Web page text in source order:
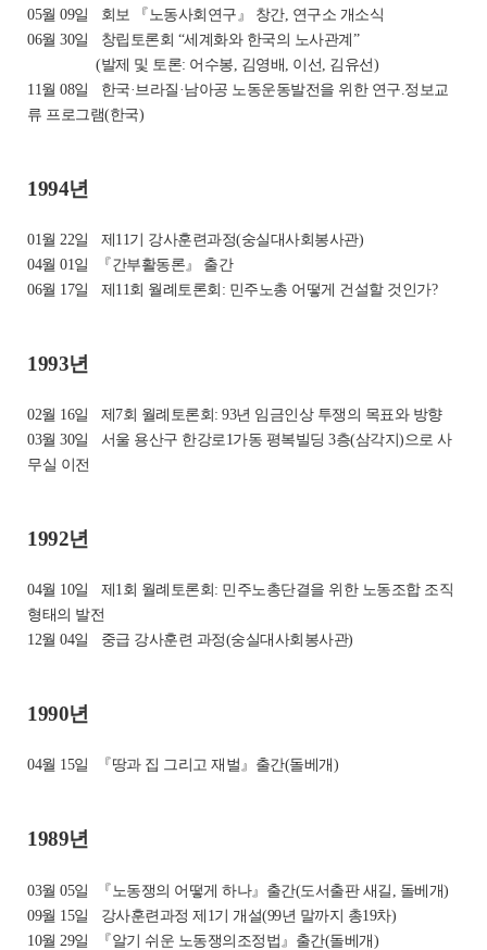
05월 09일
회보 『노동사회연구』 창간, 연구소 개소식
06월 30일
창립토론회 “세계화와 한국의 노사관계”
(발제 및 토론: 어수봉, 김영배, 이선, 김유선)
11월 08일
한국·브라질·남아공 노동운동발전을 위한 연구.정보교
류 프로그램(한국)
1994년
01월 22일
제11기 강사훈련과정(숭실대사회봉사관)
04월 01일
『간부활동론』 출간
06월 17일
제11회 월례토론회: 민주노총 어떻게 건설할 것인가?
1993년
02월 16일
제7회 월례토론회: 93년 임금인상 투쟁의 목표와 방향
03월 30일
서울 용산구 한강로1가동 평복빌딩 3층(삼각지)으로 사
무실 이전
1992년
04월 10일
제1회 월례토론회: 민주노총단결을 위한 노동조합 조직
형태의 발전
12월 04일
중급 강사훈련 과정(숭실대사회봉사관)
1990년
04월 15일 『땅과 집 그리고 재벌』출간(돌베개)
1989년
03월 05일
『노동쟁의 어떻게 하나』출간(도서출판 새길, 돌베개)
09월 15일
강사훈련과정 제1기 개설(99년 말까지 총19차)
10월 29일
『알기 쉬운 노동쟁의조정법』출간(돌베개)